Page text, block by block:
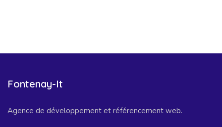
Fontenay-It
Agence de développement et référencement web.